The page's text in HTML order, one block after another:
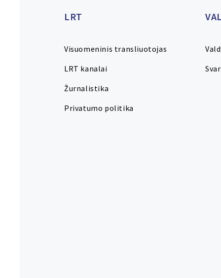
LRT
Visuomeninis transliuotojas
LRT kanalai
Žurnalistika
Privatumo politika